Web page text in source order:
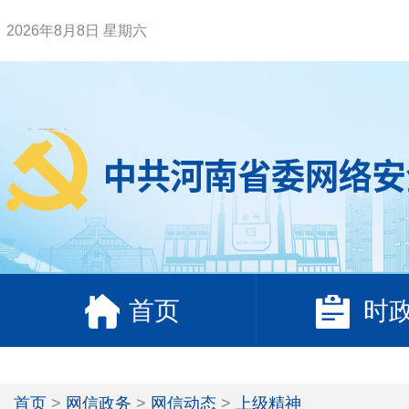
2026年8月8日 星期六
首页 时
首页 > 网信政务 > 网信动态 > 上级精神